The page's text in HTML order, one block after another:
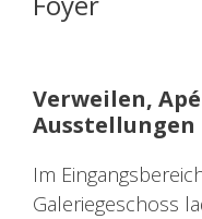
Verweilen,
Ausstellungen
Im
Galeriegeschoss